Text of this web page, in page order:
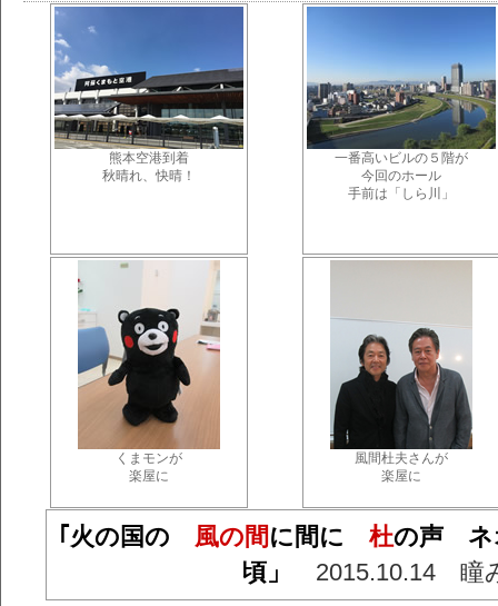
熊本空港到着
秋晴れ、快晴！
一番高いビルの５階が
今回のホール
手前は「しら川」
くまモンが
楽屋に
風間杜夫さんが
楽屋に
｢火の国の 風の間 に間に 杜の声 ネ
頃」
2015.10.14 瞳